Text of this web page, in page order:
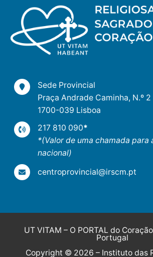
Sede Provincial
Praça Andrade Caminha, N.º 2
1700-039 Lisboa
217 810 090*
*(Valor de uma chamada para
nacional)
centroprovincial@irscm.pt
UT VITAM – O PORTAL do
Portugal
Copyright © 2026 – Instituto das